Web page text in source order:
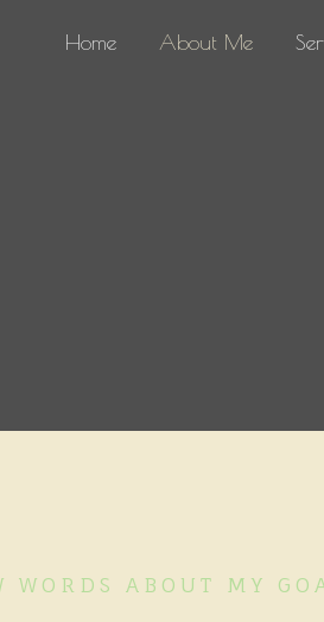
Home About Me
WORDS ABOUT MY